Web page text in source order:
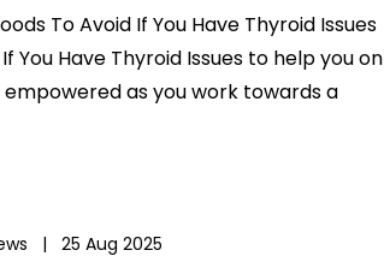
To Avoid If You Have Thyroid Issues
Have Thyroid Issues to help you on
as you work towards a
| 25 Aug 2025